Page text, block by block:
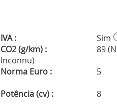
IVA : Sim
CO2 (g/km) :
89
Inconnu)
Norma Euro :
5
Potência (cv) :
8